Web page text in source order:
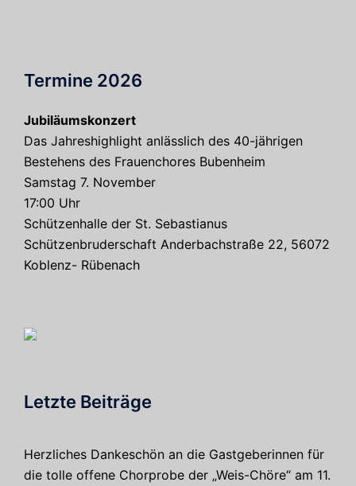
Termine 2026
Jubiläumskonzert
Das Jahreshighlight anlässlich des 40-jährigen
Bestehens des Frauenchores Bubenheim
Samstag 7. November
17:00 Uhr
Schützenhalle der St. Sebastianus
Schützenbruderschaft Anderbachstraße 22, 56072
Koblenz- Rübenach
Letzte Beiträge
Herzliches Dankeschön an die Gastgeberinnen für
die tolle offene Chorprobe der „Weis-Chöre“ am 11.